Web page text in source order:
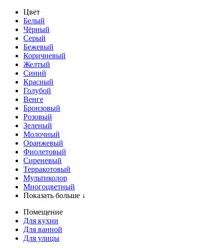
Цвет
Белый
Чёрный
Серый
Бежевый
Коричневый
Желтый
Синий
Красный
Голубой
Венге
Бронзовый
Розовый
Зеленый
Молочный
Оранжевый
Фиолетовый
Сиреневый
Терракотовый
Мультиколор
Многоцветный
Показать больше ↓
Помещение
Для кухни
Для ванной
Для улицы